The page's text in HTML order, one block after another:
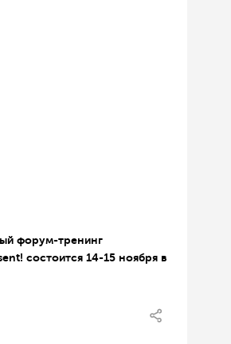
форум-тренинг
состоится 14-15 ноября в